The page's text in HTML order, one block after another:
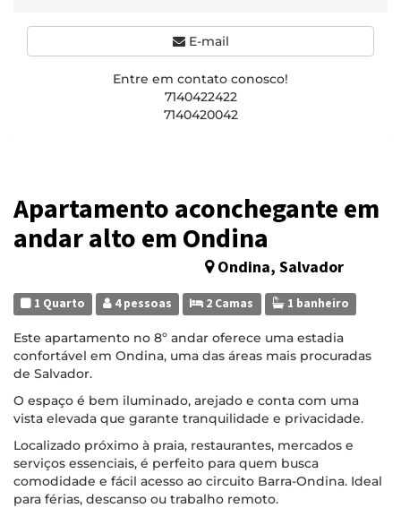
Apartamento aconchegante em
andar alto em Ondina
Ondina, Salvador
1 Quarto 4 pessoas 2 Camas 1 banheiro
Este apartamento no 8º andar oferece uma estadia
confortável em Ondina, uma das áreas mais procuradas
de Salvador.
O espaço é bem iluminado, arejado e conta com uma
vista elevada que garante tranquilidade e privacidade.
Localizado próximo à praia, restaurantes, mercados e
serviços essenciais, é perfeito para quem busca
comodidade e fácil acesso ao circuito Barra-Ondina. Ideal
para férias, descanso ou trabalho remoto.
E-mail
Entre em contato conosco!
7140422422
7140420042